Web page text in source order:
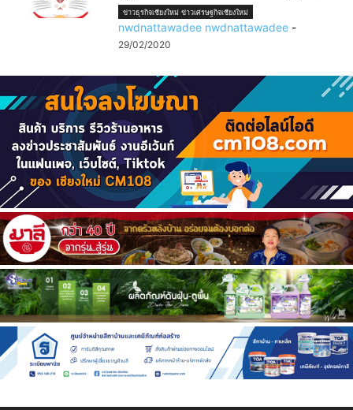
ข่าวธุรกิจเชียงใหม่ ข่าวเศรษฐกิจเชียงใหม่
nwdnattawadee nwdnattawadee -
29/02/2020